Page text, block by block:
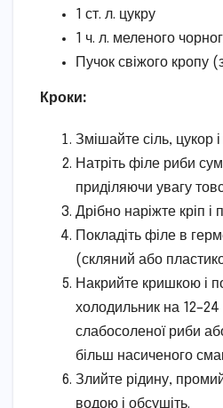
1 ст. л. цукру
1 ч. л. меленого
Пучок свіжого кропу
Кроки:
Змішайте сіль, цукор
Натріть філе риби
приділяючи увагу
Дрібно наріжте кріп
Покладіть філе в
(скляний або
Накрийте кришкою і
холодильник на
слабосоленої риби
більш насиченого
Злийте рідину,
водою і обсушіть.